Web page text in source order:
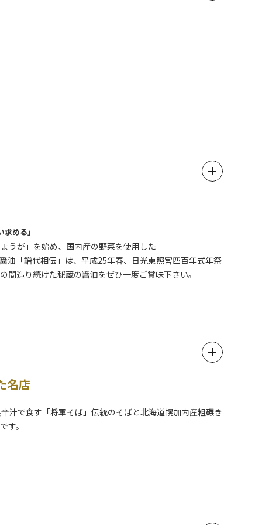
める」
うが」を始め、国内産の野菜を使用した
油「譜代相伝」は、平成25年春、日光東照宮四百年式年祭
造り続けた秘蔵の醤油をぜひ一度ご賞味下さい。
名店
汁で食す「将軍そば」伝統のそばと北海道幌加内産粗碾き
す。